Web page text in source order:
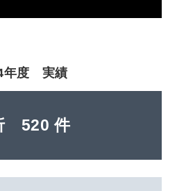
年度 実績
520 件